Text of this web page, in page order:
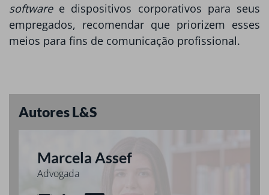
software e dispositivos corporativos para seus
empregados, recomendar que priorizem esses
meios para fins de comunicação profissional.
Autores L&S
Marcela Assef
Advogada